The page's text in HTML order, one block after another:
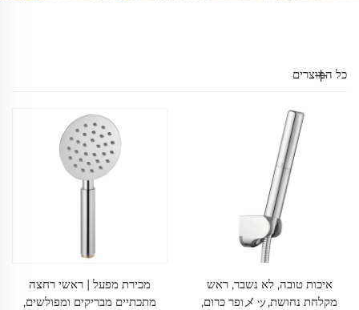
כל המוצרים
איכות טובה, לא נשבר, ראש
מקלחת נחושת,メッופר כרום,
מכירת מפעל | ראשי רחצה
מתכתיים מבריקים ומפולשים,